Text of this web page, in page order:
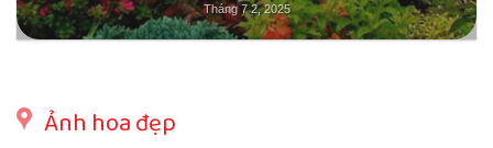
Tháng 7 2, 2025
Ảnh hoa đẹp